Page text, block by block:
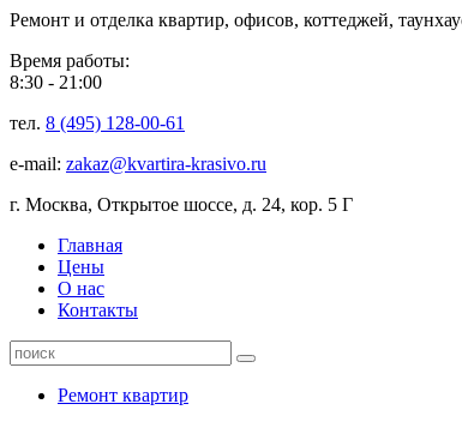
Ремонт и отделка квартир, офисов, коттеджей,
Время работы:
8:30 - 21:00
тел. 8 (495) 128-00-61
e-mail: zakaz@kvartira-krasivo.ru
г. Москва, Открытое шоссе, д. 24, кор. 5 Г
Главная
Цены
О нас
Контакты
Ремонт квартир